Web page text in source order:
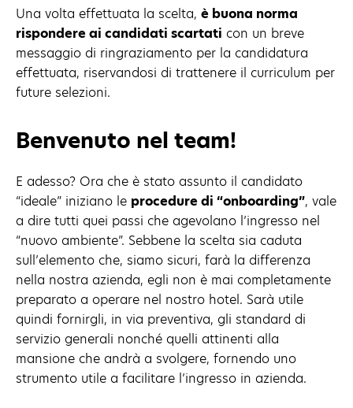
Una volta effettuata la scelta, è buona norma
rispondere ai candidati scartati con un breve
messaggio di ringraziamento per la candidatura
effettuata, riservandosi di trattenere il curriculum per
future selezioni.
Benvenuto nel team!
E adesso? Ora che è stato assunto il candidato
“ideale” iniziano le procedure di “onboarding”, vale
a dire tutti quei passi che agevolano l’ingresso nel
“nuovo ambiente”. Sebbene la scelta sia caduta
sull’elemento che, siamo sicuri, farà la differenza
nella nostra azienda, egli non è mai completamente
preparato a operare nel nostro hotel. Sarà utile
quindi fornirgli, in via preventiva, gli standard di
servizio generali nonché quelli attinenti alla
mansione che andrà a svolgere, fornendo uno
strumento utile a facilitare l’ingresso in azienda.